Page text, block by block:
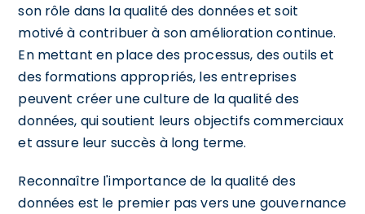
son rôle dans la qualité des données et soit
motivé à contribuer à son amélioration continue.
En mettant en place des processus, des outils et
des formations appropriés, les entreprises
peuvent créer une culture de la qualité des
données, qui soutient leurs objectifs commerciaux
et assure leur succès à long terme.
Reconnaître l'importance de la qualité des
données est le premier pas vers une gouvernance